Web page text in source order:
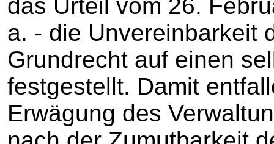
das Urteil vom 26.
a. - die Unvereinbarkeit
Grundrecht auf einen
festgestellt. Damit
Erwägung des